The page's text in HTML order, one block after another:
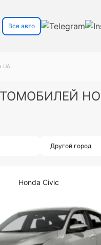
Все авто
UA
Другой город
Honda Civic